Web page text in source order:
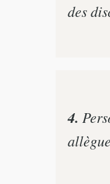
des
4.